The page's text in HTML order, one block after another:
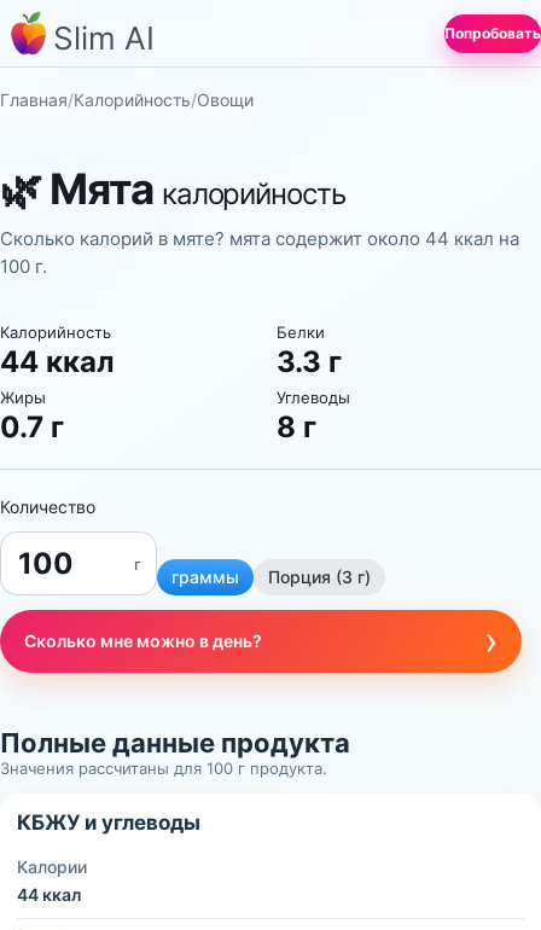
Slim AI Попробовать
Главная/Калорийность/Овощи
🌿Мята калорийность
Сколько калорий в мяте? мята содержит около 44 ккал на
100 г.
Калорийность
44 ккал
Белки
3.3 г
Жиры
0.7 г
Углеводы
8 г
Количество
г
граммы Порция (3 г)
Сколько мне можно в день? ›
Полные данные продукта
Значения рассчитаны для 100 г продукта.
КБЖУ и углеводы
Калории
44 ккал